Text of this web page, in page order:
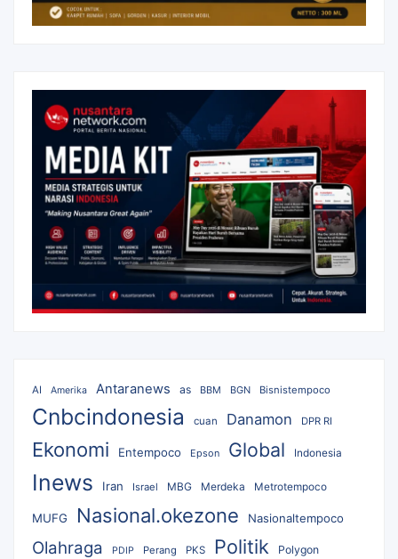
AI Amerika Antaranews as BBM BGN Bisnistempoco
Cnbcindonesia cuan Danamon DPR RI
Ekonomi Entempoco Epson Global Indonesia
Inews Iran Israel MBG Merdeka Metrotempoco
MUFG Nasional.okezone Nasionaltempoco
Olahraga PDIP Perang PKS Politik Polygon